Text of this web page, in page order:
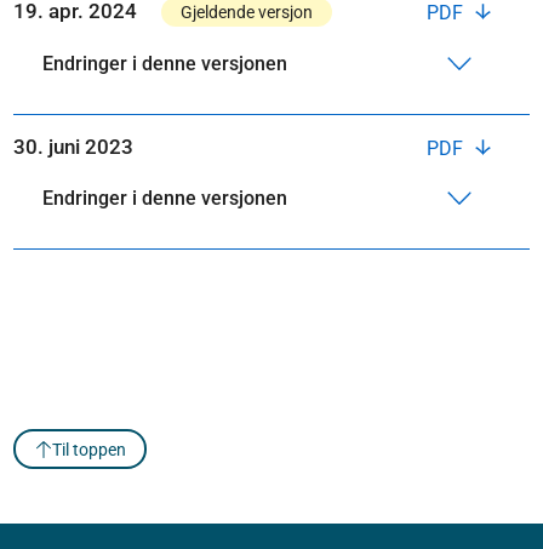
PDF
19. apr. 2024 Gjeldende versjon
Endringer i denne versjonen
PDF
30. juni 2023
Endringer i denne versjonen
Til toppen